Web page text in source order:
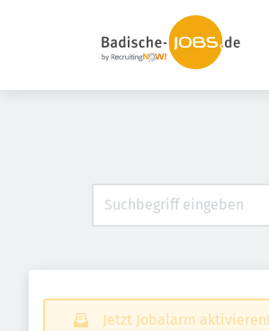
Jetzt Jobalarm aktivieren!